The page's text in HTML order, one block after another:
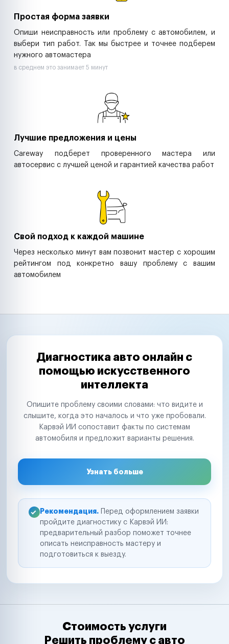
Простая форма заявки
Опиши неисправность или проблему с автомобилем, и
выбери тип работ. Так мы быстрее и точнее подберем
нужного автомастера
в среднем это занимает 5 минут
Лучшие предложения и цены
Careway подберет проверенного мастера или
автосервис с лучшей ценой и гарантией качества работ
Свой подход к каждой машине
Через несколько минут вам позвонит мастер с хорошим
рейтингом под конкретно вашу проблему с вашим
автомобилем
Диагностика авто онлайн с
помощью искусственного
интеллекта
Опишите проблему своими словами: что видите и
слышите, когда это началось и что уже пробовали.
Карвэй ИИ сопоставит факты по системам
автомобиля и предложит варианты решения.
Узнать больше
Рекомендация. Перед оформлением заявки
пройдите диагностику с Карвэй ИИ:
предварительный разбор поможет точнее
описать неисправность мастеру и
подготовиться к выезду.
Стоимость услуги
Решить проблему с авто